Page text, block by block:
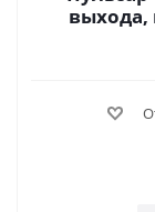
выхода,